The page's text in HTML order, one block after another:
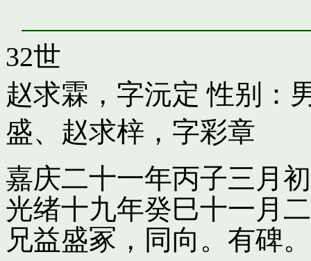
32世
赵求霖，字沅定 性别：
盛、 赵求梓，字彩章
嘉庆二十一年丙子三月
光绪十九年癸巳十一月
兄益盛冢，同向。有碑。